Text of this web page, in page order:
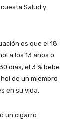
Salud y
es que el 18
a los 13 años o
días, el 3 % bebe
de un miembro
en su vida.
un cigarro